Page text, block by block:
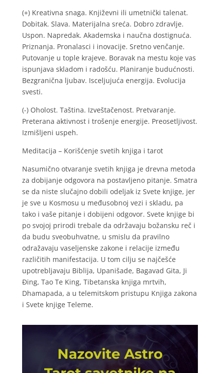
(+) Kreativna snaga. Književni ili umetnički talenat.
Dobitak. Slava. Materijalna sreća. Dobro zdravlje.
Uspon. Napredak. Akademska i naučna dostignuća.
Priznanja. Pronalasci i inovacije. Sretno venčanje.
Putovanje u tople krajeve. Boravak na mestu koje vas
ispunjava skladom i radošću. Planiranje budućnosti.
Bezgranična ljubav. Isceljujuća energija. Evolucija
svesti.
(-) Oholost. Taština. Izveštačenost. Pretvaranje.
Preterana aktivnost i trošenje energije. Preosetljivost.
Izmišljeni uspeh.
Meditacija – Korišćenje svetih knjiga i tarot
Nasumično otvaranje svetih knjiga je drevna metoda
za dobijanje odgovora na postavljeno pitanje. Smatra
se da niste slučajno dobili odeljak iz Svete knjige, jer
je sve u Kosmosu u međusobnoj vezi i skladu, pa
tako i vaše pitanje i dobijeni odgovor. Svete knjige bi
po svojoj prirodi trebale da održavaju božansku reč i
da budu sveobuhvatne, u smislu da pravilno
odražavaju vaseljenske zakone i relacije između
različitih manifestacija. U tom cilju se najčešće
upotrebljavaju Biblija, Upanišade, Bagavad Gita, Ji
Đing, Tao Te King, Tibetanska knjiga mrtvih,
Dhamapada, a u telemitskom pristupu Knjiga zakona
i Svete knjige Teleme.
Nazovite Astro